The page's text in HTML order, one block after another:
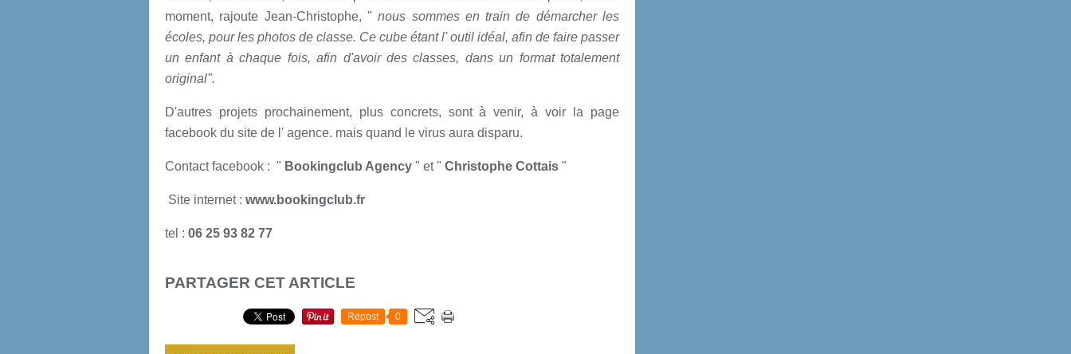
moment, rajoute Jean-Christophe, "nous sommes en train de démarcher les
écoles, pour les photos de classe. Ce cube étant l' outil idéal, afin de faire passer
un enfant à chaque fois, afin d'avoir des classes, dans un format totalement
original".
D'autres projets prochainement, plus concrets, sont à venir, à voir la page
facebook du site de l' agence. mais quand le virus aura disparu.
Contact facebook : " Bookingclub Agency " et " Christophe Cottais "
Site internet : www.bookingclub.fr
tel : 06 25 93 82 77
PARTAGER CET ARTICLE
Repost 0